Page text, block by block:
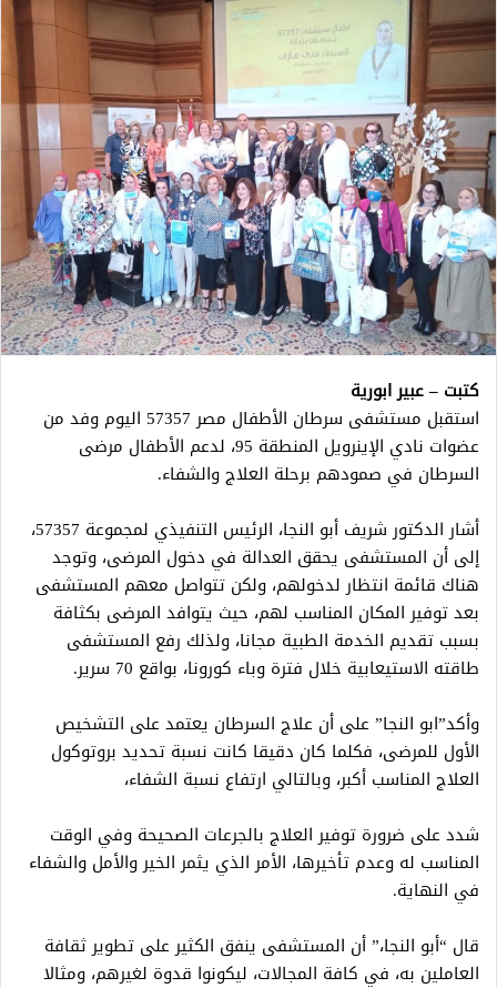
كتبت – عبير ابورية
استقبل مستشفى سرطان الأطفال مصر 57357 اليوم وفد من
عضوات نادي الإينرويل المنطقة 95، لدعم الأطفال مرضى
السرطان في صمودهم برحلة العلاج والشفاء.
أشار الدكتور شريف أبو النجا، الرئيس التنفيذي لمجموعة 57357،
إلى أن المستشفى يحقق العدالة في دخول المرضى، وتوجد
هناك قائمة انتظار لدخولهم، ولكن تتواصل معهم المستشفى
بعد توفير المكان المناسب لهم، حيث يتوافد المرضى بكثافة
بسبب تقديم الخدمة الطبية مجانا، ولذلك رفع المستشفى
طاقته الاستيعابية خلال فترة وباء كورونا، بواقع 70 سرير.
وأكد”ابو النجا” على أن علاج السرطان يعتمد على التشخيص
الأول للمرضى، فكلما كان دقيقا كانت نسبة تحديد بروتوكول
العلاج المناسب أكبر، وبالتالي ارتفاع نسبة الشفاء،
شدد على ضرورة توفير العلاج بالجرعات الصحيحة وفي الوقت
المناسب له وعدم تأخيرها، الأمر الذي يثمر الخير والأمل والشفاء
في النهاية.
قال “أبو النجا،” أن المستشفى ينفق الكثير على تطوير ثقافة
العاملين به، في كافة المجالات، ليكونوا قدوة لغيرهم، ومثالا